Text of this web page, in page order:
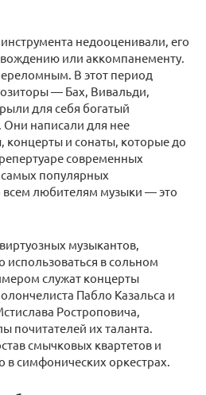
недооценивали, его
или аккомпанементу.
В этот период
— Бах, Вивальди,
для себя богатый
написали для нее
и сонаты, которые до
современных
популярных
всем любителям музыки — это
музыкантов,
использоваться в сольном
служат концерты
Пабло Казальса и
Ростроповича,
почитателей их таланта.
смычковых квартетов и
в симфонических оркестрах.